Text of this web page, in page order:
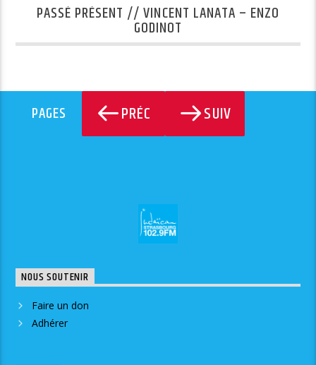
PASSÉ PRÉSENT // VINCENT LANATA – ENZO
GODINOT
PAGES PRÉC SUIV
NOUS SOUTENIR
Faire un don
Adhérer